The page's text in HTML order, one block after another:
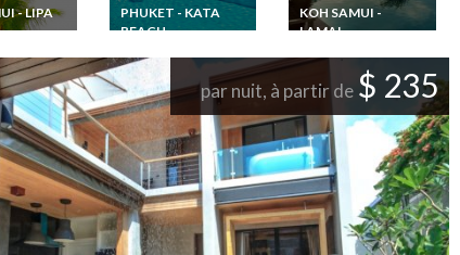
- LIPA
SHA
de
PHUKET - KATA
BEACH
Thailande Location
Villa Phuket plage
Kata Beach piscine
privée et Personnel
KOH SAMUI -
LAMAI
Thailande Location
Villa à Koh Samui
avec piscine privée
par nuit, à partir de $ 235